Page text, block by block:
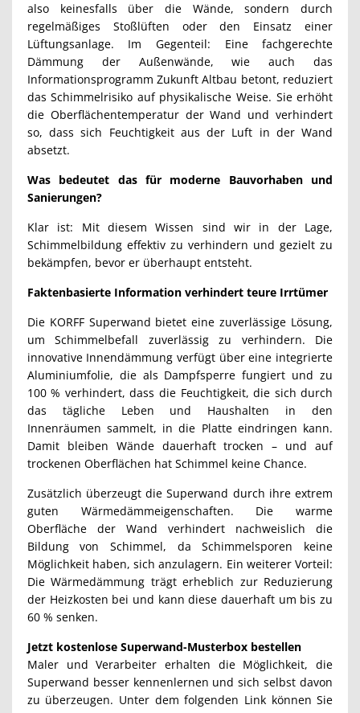
also keinesfalls über die Wände, sondern durch
regelmäßiges Stoßlüften oder den Einsatz einer
Lüftungsanlage. Im Gegenteil: Eine fachgerechte
Dämmung der Außenwände, wie auch das
InformationsprogrammZukunft Altbau betont, reduziert
das Schimmelrisiko auf physikalische Weise. Sie erhöht
die Oberflächentemperatur der Wand und verhindert
so, dass sich Feuchtigkeit aus der Luft in der Wand
absetzt.
Was bedeutet das für moderne Bauvorhaben und
Sanierungen?
Klar ist: Mit diesem Wissen sind wir in der Lage,
Schimmelbildung effektiv zu verhindern und gezielt zu
bekämpfen, bevor er überhaupt entsteht.
Faktenbasierte Information verhindert teure Irrtümer
Die KORFF Superwand bietet eine zuverlässige Lösung,
um Schimmelbefall zuverlässig zu verhindern. Die
innovative Innendämmung verfügt über eine integrierte
Aluminiumfolie, die als Dampfsperre fungiert und zu
100 % verhindert, dass die Feuchtigkeit, die sich durch
das tägliche Leben und Haushalten in den
Innenräumen sammelt, in die Platte eindringen kann.
Damit bleiben Wände dauerhaft trocken – und auf
trockenen Oberflächen hat Schimmel keine Chance.
Zusätzlich überzeugt die Superwand durch ihre extrem
guten Wärmedämmeigenschaften. Die warme
Oberfläche der Wand verhindert nachweislich die
Bildung von Schimmel, da Schimmelsporen keine
Möglichkeit haben, sich anzulagern. Ein weiterer Vorteil:
Die Wärmedämmung trägt erheblich zur Reduzierung
der Heizkosten bei und kann diese dauerhaft um bis zu
60 % senken.
Jetzt kostenlose Superwand-Musterbox bestellen
Maler und Verarbeiter erhalten die Möglichkeit, die
Superwand besser kennenlernen und sich selbst davon
zu überzeugen. Unter dem folgenden Link können Sie